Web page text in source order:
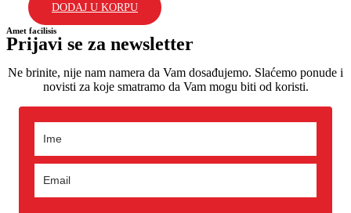
DODAJ U KORPU
Amet facilisis
Prijavi se za newsletter
Ne brinite, nije nam namera da Vam dosađujemo. Slaćemo ponude i
novisti za koje smatramo da Vam mogu biti od koristi.